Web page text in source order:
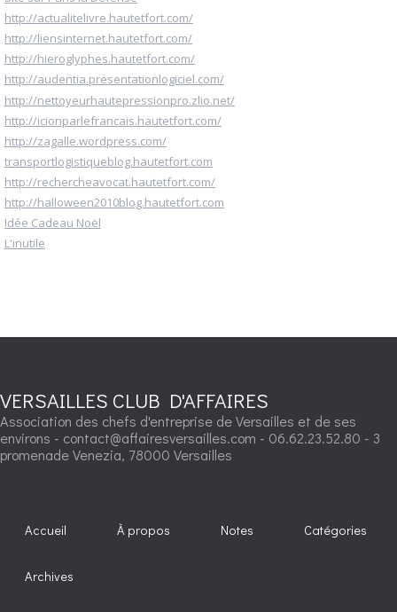
http://actualitelivre.hautetfort.com/
http://liensinternet.hautetfort.com/
http://hieroglyphes.hautetfort.com/
http://audentia.presentationlogiciel.com/
http://nettoyeurhautepressionpro.zlio.net/
http://icionparlefrancais.hautetfort.com/
http://zagalle.wordpress.com/
transportlogistiqueblog.hautetfort.com
http://rechercheavocat.hautetfort.com/
http://halloween2010blog.hautetfort.com
Idée Cadeau Noël
L'inutile
VERSAILLES CLUB D'AFFAIRES
Association des chefs d'entreprise de Versailles et de ses
environs - contact@affairesversailles.com - 06.62.23.52.80 - 3
promenade Venezia, 78000 Versailles
Accueil À propos Notes Catégories
Archives